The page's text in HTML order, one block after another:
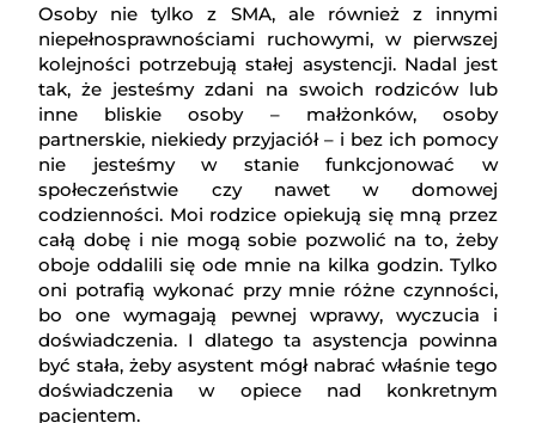
Osoby nie tylko z SMA, ale również z innymi
niepełnosprawnościami ruchowymi, w pierwszej
kolejności potrzebują stałej asystencji. Nadal jest
tak, że jesteśmy zdani na swoich rodziców lub
inne bliskie osoby – małżonków, osoby
partnerskie, niekiedy przyjaciół – i bez ich pomocy
nie jesteśmy w stanie funkcjonować w
społeczeństwie czy nawet w domowej
codzienności. Moi rodzice opiekują się mną przez
całą dobę i nie mogą sobie pozwolić na to, żeby
oboje oddalili się ode mnie na kilka godzin. Tylko
oni potrafią wykonać przy mnie różne czynności,
bo one wymagają pewnej wprawy, wyczucia i
doświadczenia. I dlatego ta asystencja powinna
być stała, żeby asystent mógł nabrać właśnie tego
doświadczenia w opiece nad konkretnym
pacjentem.